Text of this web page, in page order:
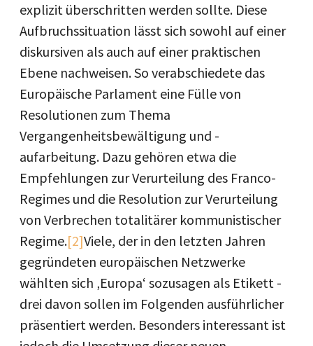
explizit überschritten werden sollte. Diese
Aufbruchssituation lässt sich sowohl auf einer
diskursiven als auch auf einer praktischen
Ebene nachweisen. So verabschiedete das
Europäische Parlament eine Fülle von
Resolutionen zum Thema
Vergangenheitsbewältigung und -
aufarbeitung. Dazu gehören etwa die
Empfehlungen zur Verurteilung des Franco-
Regimes und die Resolution zur Verurteilung
von Verbrechen totalitärer kommunistischer
Regime.[2]Viele, der in den letzten Jahren
gegründeten europäischen Netzwerke
wählten sich ‚Europa‘ sozusagen als Etikett -
drei davon sollen im Folgenden ausführlicher
präsentiert werden. Besonders interessant ist